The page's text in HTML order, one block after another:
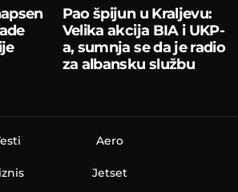
Pao špijun u Kraljevu:
Velika akcija BIA i UKP-
a, sumnja se da je radio
za albansku službu
Aero
Jetset